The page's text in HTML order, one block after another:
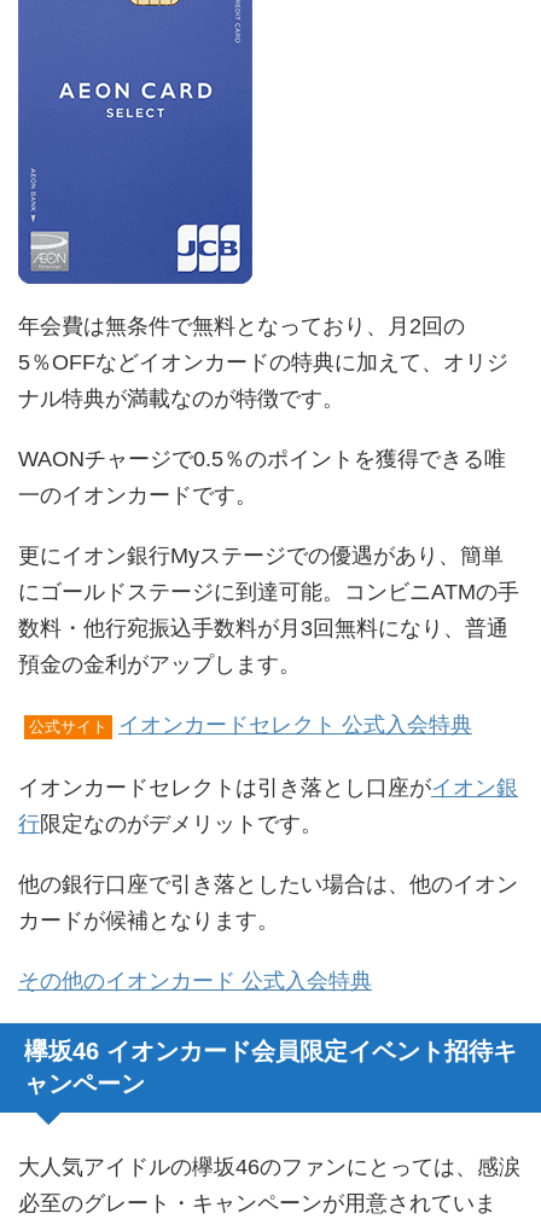
年会費は無条件で無料となっており、月2回の
5％OFFなどイオンカードの特典に加えて、オリジ
ナル特典が満載なのが特徴です。
WAONチャージで0.5％のポイントを獲得できる唯
一のイオンカードです。
更にイオン銀行Myステージでの優遇があり、簡単
にゴールドステージに到達可能。コンビニATMの手
数料・他行宛振込手数料が月3回無料になり、普通
預金の金利がアップします。
公式サイト イオンカードセレクト 公式入会特典
イオンカードセレクトは引き落とし口座がイオン銀
行限定なのがデメリットです。
他の銀行口座で引き落としたい場合は、他のイオン
カードが候補となります。
その他のイオンカード 公式入会特典
欅坂46 イオンカード会員限定イベント招待キ
ャンペーン
大人気アイドルの欅坂46のファンにとっては、感涙
必至のグレート・キャンペーンが用意されていま